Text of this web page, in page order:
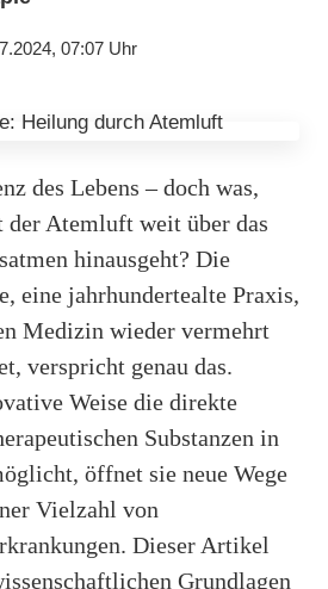
07:07 Uhr
des Lebens – doch was,
Atemluft weit über das
hinausgeht? Die
eine jahrhundertealte Praxis,
Medizin wieder vermehrt
verspricht genau das.
Weise die direkte
Substanzen in
öffnet sie neue Wege
Vielzahl von
Dieser Artikel
Grundlagen